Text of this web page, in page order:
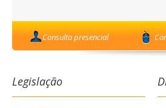
Consulta presencial
Legislação